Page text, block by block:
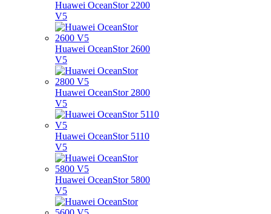
Huawei OceanStor 2200
V5
Huawei OceanStor 2600
V5
Huawei OceanStor 2800
V5
Huawei OceanStor 5110
V5
Huawei OceanStor 5800
V5